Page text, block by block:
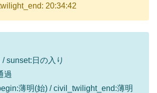
20:34:42
sunset:日の入り
過
薄明(始) / civil_twilight_end:薄明